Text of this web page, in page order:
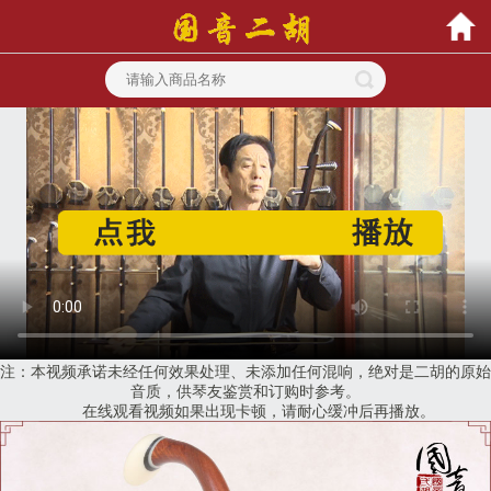
注：本视频承诺未经任何效果处理、未添加任何混响，绝对是二胡的原始
音质，供琴友鉴赏和订购时参考。
在线观看视频如果出现卡顿，请耐心缓冲后再播放。